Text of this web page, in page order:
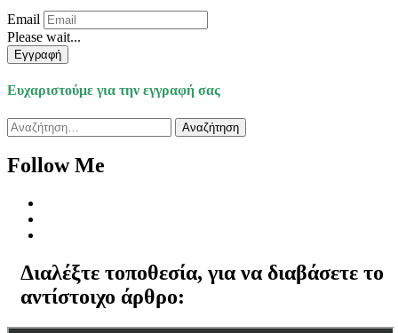
Email
Please wait...
Εγγραφή
Ευχαριστούμε για την εγγραφή σας
Αναζήτηση
για:
Follow Me
Διαλέξτε τοποθεσία, για να διαβάσετε το
αντίστοιχο άρθρο: